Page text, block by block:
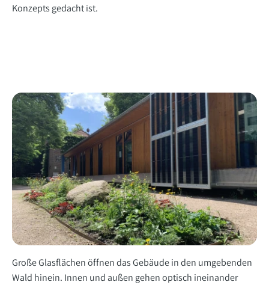
Konzepts gedacht ist.
Große Glasflächen öffnen das Gebäude in den umgebenden
Wald hinein. Innen und außen gehen optisch ineinander